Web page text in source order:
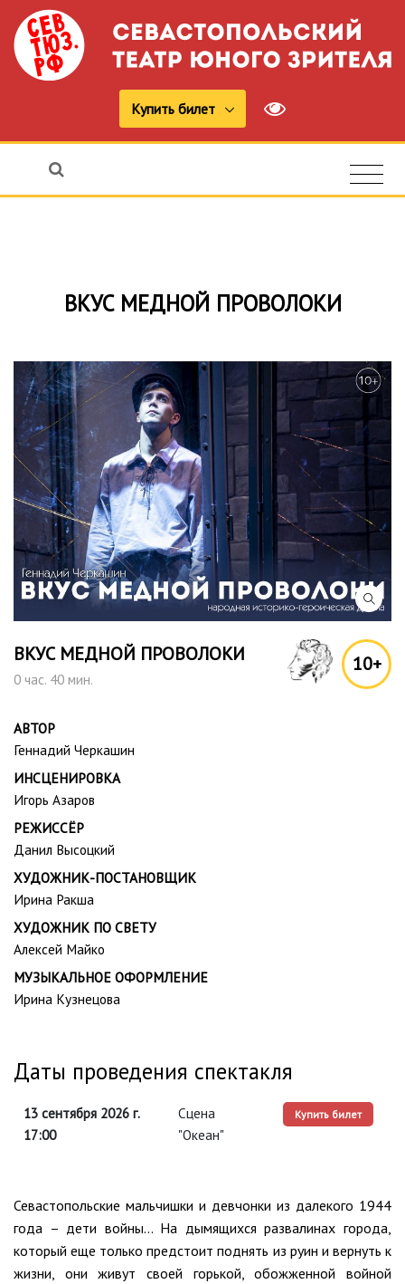
Купить билет
ВКУС МЕДНОЙ ПРОВОЛОКИ
ВКУС МЕДНОЙ ПРОВОЛОКИ
0 час. 40 мин.
10+
АВТОР
Геннадий Черкашин
ИНСЦЕНИРОВКА
Игорь Азаров
РЕЖИССЁР
Данил Высоцкий
ХУДОЖНИК-ПОСТАНОВЩИК
Ирина Ракша
ХУДОЖНИК ПО СВЕТУ
Алексей Майко
МУЗЫКАЛЬНОЕ ОФОРМЛЕНИЕ
Ирина Кузнецова
Даты проведения спектакля
13 сентября 2026 г.
17:00
Сцена
"Океан"
Купить билет
Севастопольские мальчишки и девчонки из далекого 1944
года – дети войны… На дымящихся развалинах города,
который еще только предстоит поднять из руин и вернуть к
жизни, они живут своей горькой, обожженной войной